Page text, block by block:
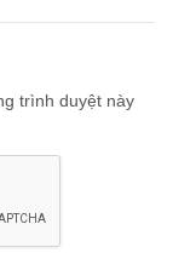
trình duyệt này